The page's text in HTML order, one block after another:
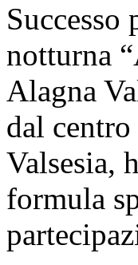
notturna
Alagna
dal
Valsesia,
formula